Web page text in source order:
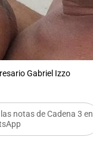
Gabriel Izzo
notas de Cadena 3 en